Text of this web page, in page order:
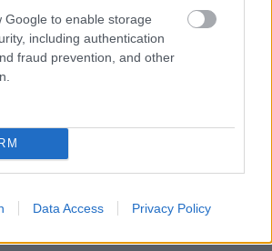
Google to enable storage
including authentication
fraud prevention, and other
Data Access Privacy Policy